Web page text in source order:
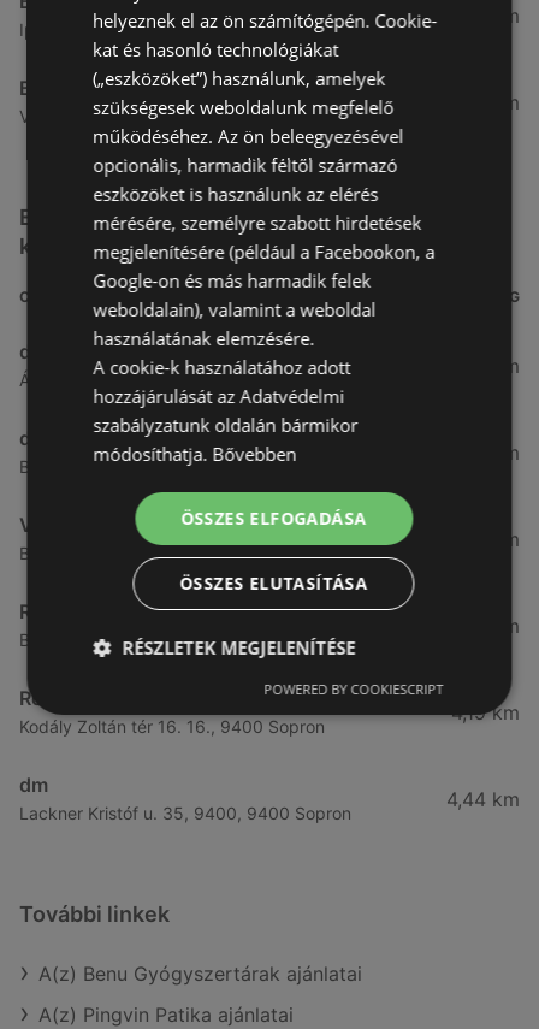
Ipar Körút 30, 9400 Sopron
7,03 km
Benu Gyógyszertárak
Vasút Sor 1, 9432 Fertőd
26,99 km
Egyéb Kozmetikumok és Drogéria üzletek a
közelben
CÍM TÁVOLSÁG
dm
Ágfalvi út 4, 9400, 9400 Sopron
3,26 km
dm
Besenyő u. 23, 9400 Sopron
3,28 km
Vianni
Bánfalvi út 14., 9400 Sopron
3,57 km
Rossmann
Bánfalvi út 6-8., 9400 Sopron
3,83 km
Rossmann
Kodály Zoltán tér 16. 16., 9400 Sopron
4,19 km
dm
Lackner Kristóf u. 35, 9400, 9400 Sopron
4,44 km
További linkek
A(z) Benu Gyógyszertárak ajánlatai
A(z) Pingvin Patika ajánlatai
helyeznek el az ön számítógépén. Cookie-
kat és hasonló technológiákat
(„eszközöket”) használunk, amelyek
szükségesek weboldalunk megfelelő
működéséhez. Az ön beleegyezésével
opcionális, harmadik féltől származó
eszközöket is használunk az elérés
mérésére, személyre szabott hirdetések
megjelenítésére (például a Facebookon, a
Google-on és más harmadik felek
weboldalain), valamint a weboldal
használatának elemzésére.
A cookie-k használatához adott
hozzájárulását az Adatvédelmi
szabályzatunk oldalán bármikor
módosíthatja. Bővebben
ÖSSZES ELFOGADÁSA
ÖSSZES ELUTASÍTÁSA
RÉSZLETEK MEGJELENÍTÉSE
POWERED BY COOKIESCRIPT